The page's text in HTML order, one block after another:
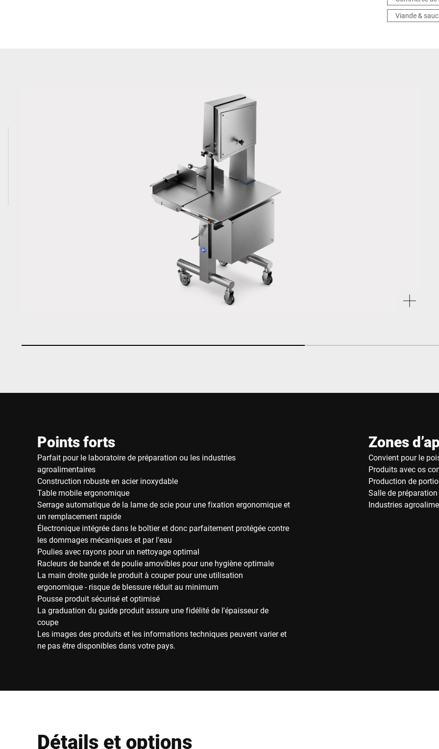
Viande &
Points forts
Parfait pour le laboratoire de préparation ou les industries
agroalimentaires
Construction robuste en acier inoxydable
Table mobile ergonomique
Serrage automatique de la lame de scie pour une fixation ergonomique et
un remplacement rapide
Électronique intégrée dans le boîtier et donc parfaitement protégée contre
les dommages mécaniques et par l'eau
Poulies avec rayons pour un nettoyage optimal
Racleurs de bande et de poulie amovibles pour une hygiène optimale
La main droite guide le produit à couper pour une utilisation
ergonomique - risque de blessure réduit au minimum
Pousse produit sécurisé et optimisé
La graduation du guide produit assure une fidélité de l'épaisseur de
coupe
Les images des produits et les informations techniques peuvent varier et
ne pas être disponibles dans votre pays.
Zones
Convient pour le
Produits avec os
Production de
Salle de préparation
Industries
Détails et options